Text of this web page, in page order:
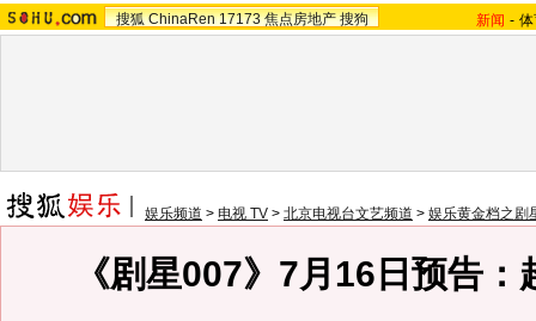
搜狐 ChinaRen 17173 焦点房地产 搜狗 新闻 -
娱乐频道 > 电视 TV > 北京电视台文艺频道 > 娱乐黄金档之剧
《剧星007》7月16日预告：